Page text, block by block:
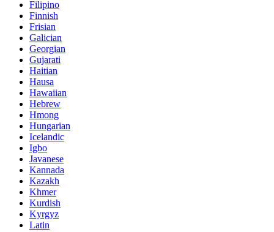
Filipino
Finnish
Frisian
Galician
Georgian
Gujarati
Haitian
Hausa
Hawaiian
Hebrew
Hmong
Hungarian
Icelandic
Igbo
Javanese
Kannada
Kazakh
Khmer
Kurdish
Kyrgyz
Latin